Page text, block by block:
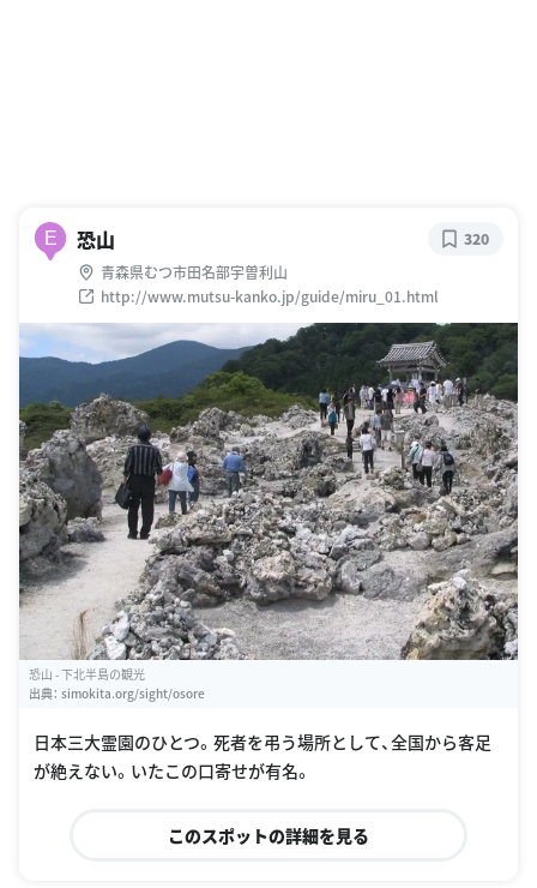
E 恐山
青森県むつ市田名部宇曽利山
http://www.mutsu-kanko.jp/guide/miru_01.html
320
恐山 - 下北半島の観光
出典： simokita.org/sight/osore
日本三大霊園のひとつ。死者を弔う場所として、全国から客足
が絶えない。いたこの口寄せが有名。
このスポットの詳細を見る